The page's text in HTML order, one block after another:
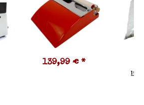
139,99 € *